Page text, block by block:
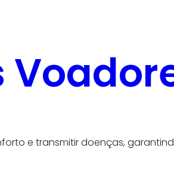
e transmitir doenças,